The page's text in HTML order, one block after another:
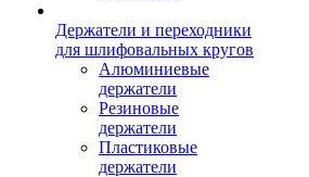
Держатели и переходники
для шлифовальных кругов
Алюминиевые
держатели
Резиновые
держатели
Пластиковые
держатели